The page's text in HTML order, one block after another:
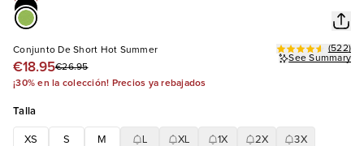
Conjunto De Short Hot Summer
€18.95€26.95
(522)
See Summary
¡30% en la colección! Precios ya rebajados
Talla
XS S M XL 1X 2X 3X